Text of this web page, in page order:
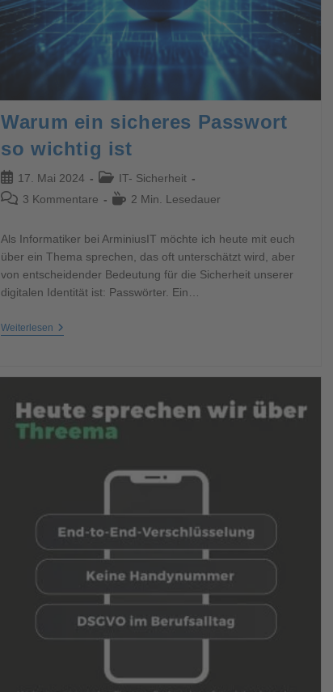
Warum ein sicheres Passwort
so wichtig ist
17. Mai 2024
IT- Sicherheit
3 Kommentare
2 Min. Lesedauer
Als Informatiker bei ArminiusIT möchte ich heute mit euch
über ein Thema sprechen, das oft unterschätzt wird, aber
von entscheidender Bedeutung für die Sicherheit unserer
digitalen Identität ist: Passwörter. Ein…
Weiterlesen